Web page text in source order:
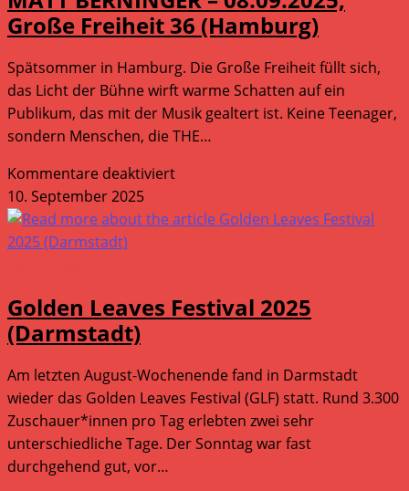
Große Freiheit 36 (Hamburg)
Spätsommer in Hamburg. Die Große Freiheit füllt sich,
das Licht der Bühne wirft warme Schatten auf ein
Publikum, das mit der Musik gealtert ist. Keine Teenager,
sondern Menschen, die THE…
Kommentare deaktiviertfür
BERNINGER
Freiheit
10. September 2025
Golden Leaves Festival 2025
(Darmstadt)
Am letzten August-Wochenende fand in Darmstadt
wieder das Golden Leaves Festival (GLF) statt. Rund 3.300
Zuschauer*innen pro Tag erlebten zwei sehr
unterschiedliche Tage. Der Sonntag war fast
durchgehend gut, vor…